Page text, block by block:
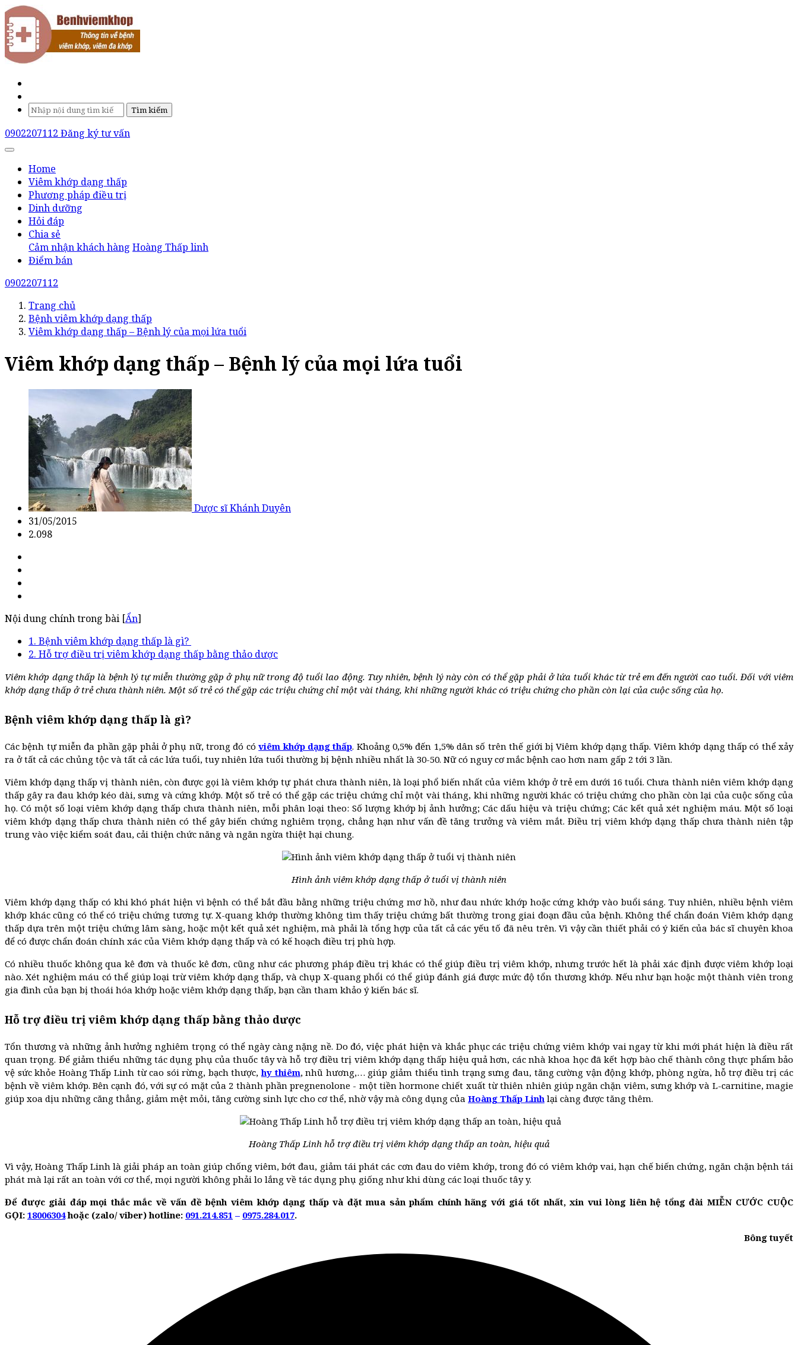
Tìm kiếm
0902207112 Đăng ký tư vấn
Home
Viêm khớp dạng thấp
Phương pháp điều trị
Dinh dưỡng
Hỏi đáp
Chia sẻ
Cảm nhận khách hàng Hoàng Thấp linh
Điểm bán
0902207112
Trang chủ
Bệnh viêm khớp dạng thấp
Viêm khớp dạng thấp – Bệnh lý của mọi lứa tuổi
Viêm khớp dạng thấp – Bệnh lý của mọi lứa tuổi
Dược sĩ Khánh Duyên
31/05/2015
2.098
Nội dung chính trong bài [Ẩn]
1. Bệnh viêm khớp dạng thấp là gì?
2. Hỗ trợ điều trị viêm khớp dạng thấp bằng thảo dược
Viêm khớp dạng thấp là bệnh lý tự miễn thường gặp ở phụ nữ trong độ tuổi lao động. Tuy nhiên, bệnh lý này còn có thể gặp phải ở lứa tuổi khác từ trẻ em đến người cao tuổi. Đối với viêm
khớp dạng thấp ở trẻ chưa thành niên. Một số trẻ có thể gặp các triệu chứng chỉ một vài tháng, khi những người khác có triệu chứng cho phần còn lại của cuộc sống của họ.
Bệnh viêm khớp dạng thấp là gì?
Các bệnh tự miễn đa phần gặp phải ở phụ nữ, trong đó cóviêm khớp dạng thấp. Khoảng 0,5% đến 1,5% dân số trên thế giới bị Viêm khớp dạng thấp. Viêm khớp dạng thấp có thể xảy
ra ở tất cả các chủng tộc và tất cả các lứa tuổi, tuy nhiên lứa tuổi thường bị bệnh nhiều nhất là 30-50. Nữ có nguy cơ mắc bệnh cao hơn nam gấp 2 tới 3 lần.
Viêm khớp dạng thấp vị thành niên, còn được gọi là viêm khớp tự phát chưa thành niên, là loại phổ biến nhất của viêm khớp ở trẻ em dưới 16 tuổi. Chưa thành niên viêm khớp dạng
thấp gây ra đau khớp kéo dài, sưng và cứng khớp. Một số trẻ có thể gặp các triệu chứng chỉ một vài tháng, khi những người khác có triệu chứng cho phần còn lại của cuộc sống của
họ. Có một số loại viêm khớp dạng thấp chưa thành niên, mỗi phân loại theo: Số lượng khớp bị ảnh hưởng; Các dấu hiệu và triệu chứng; Các kết quả xét nghiệm máu. Một số loại
viêm khớp dạng thấp chưa thành niên có thể gây biến chứng nghiêm trọng, chẳng hạn như vấn đề tăng trưởng và viêm mắt. Điều trị viêm khớp dạng thấp chưa thành niên tập
trung vào việc kiểm soát đau, cải thiện chức năng và ngăn ngừa thiệt hại chung.
Hình ảnh viêm khớp dạng thấp ở tuổi vị thành niên
Viêm khớp dạng thấp có khi khó phát hiện vì bệnh có thể bắt đầu bằng những triệu chứng mơ hồ, như đau nhức khớp hoặc cứng khớp vào buổi sáng. Tuy nhiên, nhiều bệnh viêm
khớp khác cũng có thể có triệu chứng tương tự. X-quang khớp thường không tìm thấy triệu chứng bất thường trong giai đoạn đầu của bệnh. Không thể chẩn đoán Viêm khớp dạng
thấp dựa trên một triệu chứng lâm sàng, hoặc một kết quả xét nghiệm, mà phải là tổng hợp của tất cả các yếu tố đã nêu trên. Vì vậy cần thiết phải có ý kiến của bác sĩ chuyên khoa
để có được chẩn đoán chính xác của Viêm khớp dạng thấp và có kế hoạch điều trị phù hợp.
Có nhiều thuốc không qua kê đơn và thuốc kê đơn, cũng như các phương pháp điều trị khác có thể giúp điều trị viêm khớp, nhưng trước hết là phải xác định được viêm khớp loại
nào. Xét nghiệm máu có thể giúp loại trừ viêm khớp dạng thấp, và chụp X-quang phổi có thể giúp đánh giá được mức độ tổn thương khớp. Nếu như bạn hoặc một thành viên trong
gia đình của bạn bị thoái hóa khớp hoặc viêm khớp dạng thấp, bạn cần tham khảo ý kiến bác sĩ.
Hỗ trợ điều trị viêm khớp dạng thấp bằng thảo dược
Tổn thương và những ảnh hưởng nghiêm trọng có thể ngày càng nặng nề. Do đó, việc phát hiện và khắc phục các triệu chứng viêm khớp vai ngay từ khi mới phát hiện là điều rất
quan trọng. Để giảm thiểu những tác dụng phụ của thuốc tây và hỗ trợ điều trị viêm khớp dạng thấp hiệu quả hơn, các nhà khoa học đã kết hợp bào chế thành công thực phẩm bảo
vệ sức khỏe Hoàng Thấp Linh từ cao sói rừng, bạch thược, hy thiêm, nhũ hương,… giúp giảm thiểu tình trạng sưng đau, tăng cường vận động khớp, phòng ngừa, hỗ trợ điều trị các
bệnh về viêm khớp. Bên cạnh đó, với sự có mặt của 2 thành phần pregnenolone - một tiền hormone chiết xuất từ thiên nhiên giúp ngăn chặn viêm, sưng khớp và L-carnitine, magie
giúp xoa dịu những căng thẳng, giảm mệt mỏi, tăng cường sinh lực cho cơ thể, nhờ vậy mà công dụng của Hoàng Thấp Linh lại càng được tăng thêm.
Hoàng Thấp Linh hỗ trợ điều trị viêm khớp dạng thấp an toàn, hiệu quả
Vì vậy, Hoàng Thấp Linh là giải pháp an toàn giúp chống viêm, bớt đau, giảm tái phát các cơn đau do viêm khớp, trong đó có viêm khớp vai, hạn chế biến chứng, ngăn chặn bệnh tái
phát mà lại rất an toàn với cơ thể, mọi người không phải lo lắng về tác dụng phụ giống như khi dùng các loại thuốc tây y.
Để được giải đáp mọi thắc mắc về vấn đề bệnh viêm khớp dạng thấp và đặt mua sản phẩm chính hãng với giá tốt nhất, xin vui lòng liên hệ tổng đài MIỄN CƯỚC CUỘC
GỌI: 18006304hoặc (zalo/ viber) hotline: 091.214.851 – 0975.284.017.
Bông tuyết